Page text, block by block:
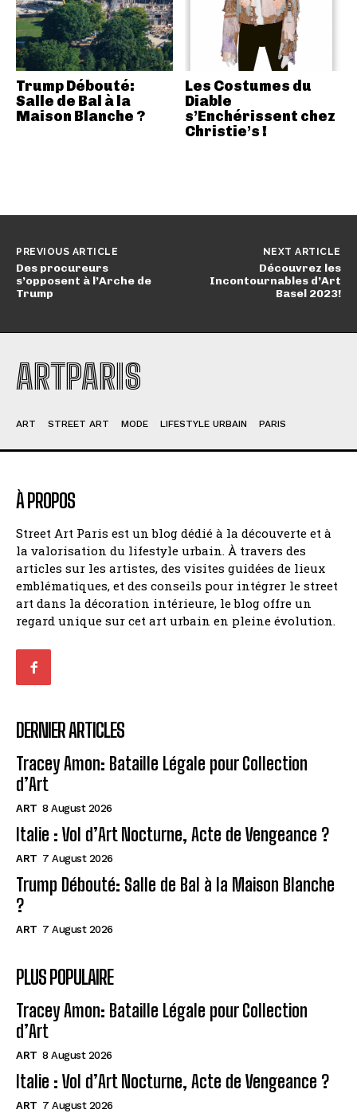
Trump Débouté:
Salle de Bal à la
Maison Blanche ?
Les Costumes du
Diable
s’Enchérissent chez
Christie’s !
PREVIOUS ARTICLE
Des procureurs
s’opposent à l’Arche de
Trump
NEXT ARTICLE
Découvrez les
Incontournables d’Art
Basel 2023!
ARTPARIS
ART STREET ART MODE LIFESTYLE URBAIN PARIS
À PROPOS
Street Art Paris est un blog dédié à la découverte et à
la valorisation du lifestyle urbain. À travers des
articles sur les artistes, des visites guidées de lieux
emblématiques, et des conseils pour intégrer le street
art dans la décoration intérieure, le blog offre un
regard unique sur cet art urbain en pleine évolution.
DERNIER ARTICLES
Tracey Amon: Bataille Légale pour Collection
d’Art
ART 8 August 2026
Italie : Vol d’Art Nocturne, Acte de Vengeance ?
ART 7 August 2026
Trump Débouté: Salle de Bal à la Maison Blanche
?
ART 7 August 2026
PLUS POPULAIRE
Tracey Amon: Bataille Légale pour Collection
d’Art
ART 8 August 2026
Italie : Vol d’Art Nocturne, Acte de Vengeance ?
ART 7 August 2026